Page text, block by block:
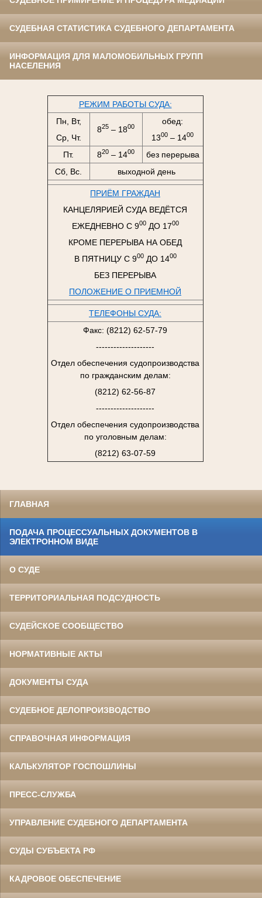
СУДЕБНАЯ СТАТИСТИКА СУДЕБНОГО ДЕПАРТАМЕНТА
ИНФОРМАЦИЯ ДЛЯ МАЛОМОБИЛЬНЫХ ГРУПП
НАСЕЛЕНИЯ
РЕЖИМ РАБОТЫ СУДА:
Пн, Вт,
Ср, Чт.
825 – 1800
обед:
1300 – 1400
Пт. 820 – 1400
без перерыва
Сб, Вс.
выходной день
ПРИЁМ ГРАЖДАН
КАНЦЕЛЯРИЕЙ СУДА ВЕДЁТСЯ
ЕЖЕДНЕВНО С 900ДО 1700
КРОМЕ ПЕРЕРЫВА НА ОБЕД
В ПЯТНИЦУ С 900ДО 1400
БЕЗ ПЕРЕРЫВА
ПОЛОЖЕНИЕ О ПРИЕМНОЙ
ТЕЛЕФОНЫ СУДА:
Факс: (8212) 62-57-79
--------------------
Отдел обеспечения судопроизводства
по гражданским делам:
(8212) 62-56-87
--------------------
Отдел обеспечения судопроизводства
по уголовным делам:
(8212) 63-07-59
ГЛАВНАЯ
ПОДАЧА ПРОЦЕССУАЛЬНЫХ ДОКУМЕНТОВ В
ЭЛЕКТРОННОМ ВИДЕ
О СУДЕ
ТЕРРИТОРИАЛЬНАЯ ПОДСУДНОСТЬ
СУДЕЙСКОЕ СООБЩЕСТВО
НОРМАТИВНЫЕ АКТЫ
ДОКУМЕНТЫ СУДА
СУДЕБНОЕ ДЕЛОПРОИЗВОДСТВО
СПРАВОЧНАЯ ИНФОРМАЦИЯ
КАЛЬКУЛЯТОР ГОСПОШЛИНЫ
ПРЕСС-СЛУЖБА
УПРАВЛЕНИЕ СУДЕБНОГО ДЕПАРТАМЕНТА
СУДЫ СУБЪЕКТА РФ
КАДРОВОЕ ОБЕСПЕЧЕНИЕ